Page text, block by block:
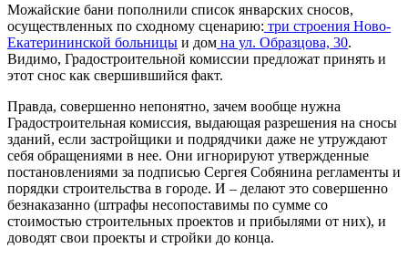
Можайские бани пополнили список январских сносов,
осуществленных по сходному сценарию: три строения Ново-
Екатерининской больницы и дом на ул. Образцова, 30.
Видимо, Градостроительной комиссии предложат принять и
этот снос как свершившийся факт.
Правда, совершенно непонятно, зачем вообще нужна
Градостроительная комиссия, выдающая разрешения на сносы
зданий, если застройщики и подрядчики даже не утруждают
себя обращениями в нее. Они игнорируют утвержденные
постановлениями за подписью Сергея Собянина регламенты и
порядки строительства в городе. И – делают это совершенно
безнаказанно (штрафы несопоставимы по сумме со
стоимостью строительных проектов и прибылями от них), и
доводят свои проекты и стройки до конца.